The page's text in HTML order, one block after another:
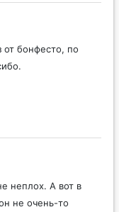
от бонфесто, по
неплох. А вот в
не очень-то